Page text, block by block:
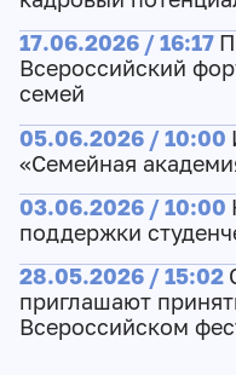
17.06.2026 / 16:17
Всероссийский
семей
05.06.2026 / 10:00
«Семейная
03.06.2026 / 10:00
поддержки
28.05.2026 / 15:02
приглашают
Всероссийском